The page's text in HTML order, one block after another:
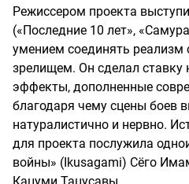
Режиссером проекта
(«Последние 10 лет»,
умением соединять
зрелищем. Он сделал ставку
эффекты, дополненные
благодаря чему сцены боев
натуралистично и нервно.
для проекта послужила
войны» (Ikusagami) Сёго
Кацуми Тацусавы.